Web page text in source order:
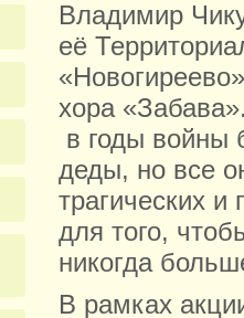
Владимир
её
хора
в годы войны
деды, но все
трагических
для того,
никогда
В рамках